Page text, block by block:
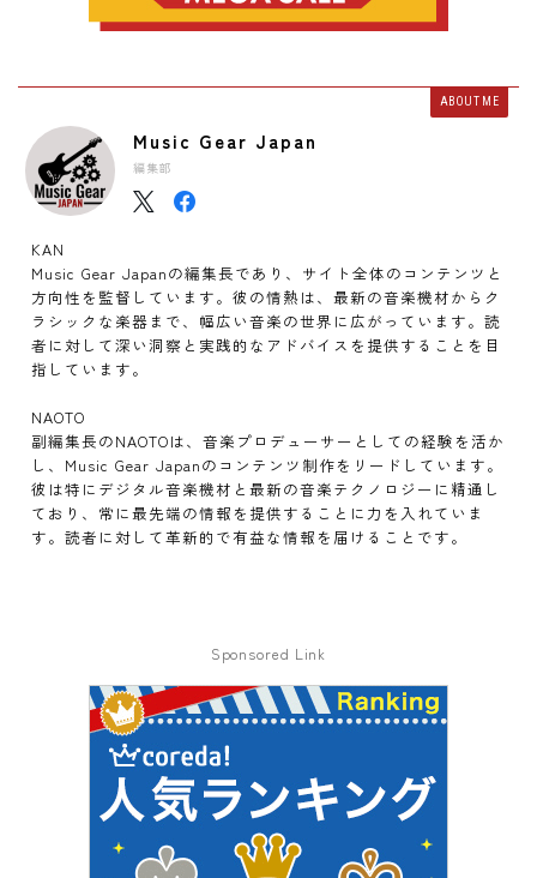
ABOUT ME
Music Gear Japan
編集部
KAN
Music Gear Japanの編集長であり、サイト全体のコンテンツと
方向性を監督しています。彼の情熱は、最新の音楽機材からク
ラシックな楽器まで、幅広い音楽の世界に広がっています。読
者に対して深い洞察と実践的なアドバイスを提供することを目
指しています。
NAOTO
副編集長のNAOTOは、音楽プロデューサーとしての経験を活か
し、Music Gear Japanのコンテンツ制作をリードしています。
彼は特にデジタル音楽機材と最新の音楽テクノロジーに精通し
ており、常に最先端の情報を提供することに力を入れていま
す。読者に対して革新的で有益な情報を届けることです。
Sponsored Link